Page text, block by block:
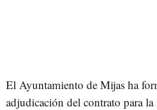
El Ayuntamiento de Mijas ha
adjudicación del contrato para